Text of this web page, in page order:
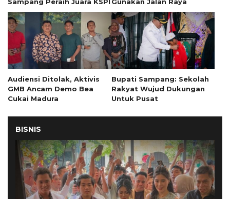
Audiensi Ditolak, Aktivis
GMB Ancam Demo Bea
Cukai Madura
Bupati Sampang: Sekolah
Rakyat Wujud Dukungan
Untuk Pusat
BISNIS